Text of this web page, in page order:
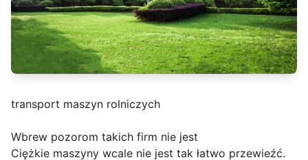
transport maszyn rolniczych
Wbrew pozorom takich firm nie jest
Ciężkie maszyny wcale nie jest tak łatwo przewieźć.